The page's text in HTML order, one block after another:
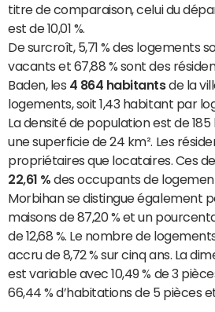
titre de comparaison, celui du
est de 10,01 %.
De surcroît, 5,71 % des logements
vacants et 67,88 % sont des
Baden, les 4 864 habitantsde la
logements, soit 1,43 habitant par
La densité de population est de
une superficie de 24 km². Les
propriétaires que locataires. Ces
22,61 % des occupants de
Morbihan se distingue également
maisons de 87,20 % et un
de 12,68 %. Le nombre de
accru de 8,72 % sur cinq ans. La
est variable avec 10,49 % de 3
66,44 % d’habitations de 5 pièces